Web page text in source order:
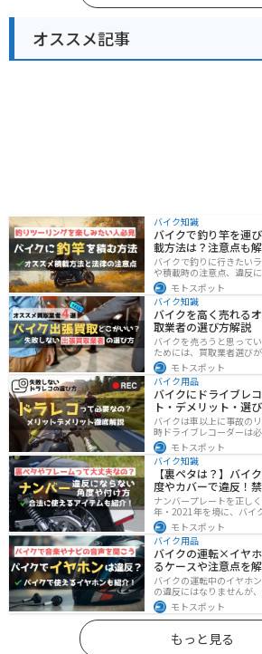
オススメ記事
バイク知識
バイクで釣り竿を運
載方法は？注意点も
バイクで釣りに行きたい
や積載時の注意点、違反
を解説。風の影響やバラ
えつつ、おすすめのロッ
ンパクトロッドも紹介。
楽しみたい方にも最適な
モトスポット
バイク知識
バイクを高く売れる
取業者の選び方解説
バイクを売ろうと思って
ためには、買取業者選び
業者を選べばいいのか見
た。また、買取実績が豊
厳選・解説します。
モトスポット
バイク用品
バイクにドライブレ
ト・デメリット・選
バイクは車以上に事故の
時ドライブレコーダーは
はもちろん、ツーリング
ります。ドライブレコー
び方についてまとめまし
参考にしてください。
モトスポット
バイク知識
【裏ペタは？】バイ
度やカバーで違反！
ナンバープレートを正し
年・2021年を境に、バイ
く変わっています！角度
夫でも今は違法になるケ
して、今一度見直してみ
ムも紹介します。
モトスポット
バイク用品
バイクの運転×イヤ
るケースや注意点を
バイクの運転中のイヤホ
の違反にはなりませんが
義務違反」や各都道府県
触する恐れがあります。
を保ち、スマホ操作は厳
ンや、ヘルメット用スピ
には有効な選択肢です。
モトスポット
もっと見る